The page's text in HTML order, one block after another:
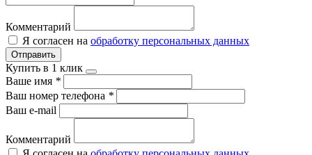
Комментарий
Я согласен на обработку персональных данных
Отправить
Купить в 1 клик
Ваше имя *
Ваш номер телефона *
Ваш e-mail
Комментарий